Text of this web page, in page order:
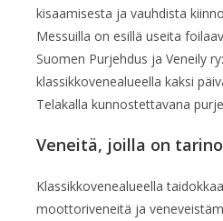
kisaamisesta ja vauhdista
Messuilla on esillä useita
Suomen Purjehdus ja Veneily
klassikkovenealueella kaksi
Telakalla kunnostettavana
Veneitä, joilla on
Klassikkovenealueella
moottoriveneitä ja